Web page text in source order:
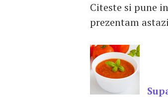
Citeste si pune
prezentam